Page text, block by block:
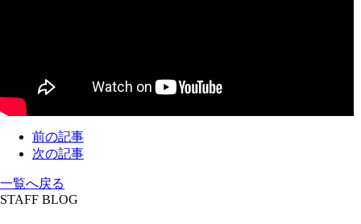
前の記事
次の記事
一覧へ戻る
STAFF BLOG